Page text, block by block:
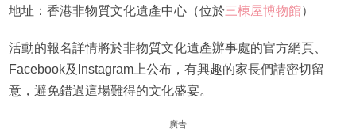
地址：香港非物質文化遺產中心（位於三棟屋博物館）
活動的報名詳情將於非物質文化遺產辦事處的官方網頁、
Facebook及Instagram上公布，有興趣的家長們請密切留
意，避免錯過這場難得的文化盛宴。
廣告